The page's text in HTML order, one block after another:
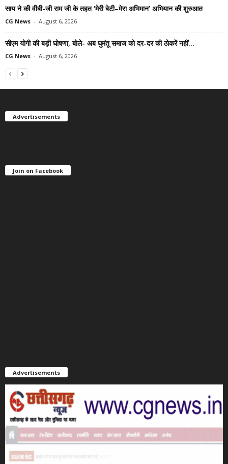
साय ने की वीबी-जी राम जी के तहत ‘मेरी बेटी–मेरा अभिमान’ अभियान की शुरुआत
CG News - August 6, 2026
सीएम योगी की बड़ी घोषणा, बोले- अब घुमंतू समाज को दर-दर की ठोकरें नहीं...
CG News - August 6, 2026
Advertisements
Join on Facebook
Advertisements